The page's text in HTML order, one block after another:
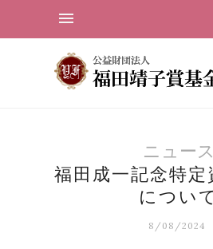
ニュース
福田成一記念特定
につい
8/08/2024